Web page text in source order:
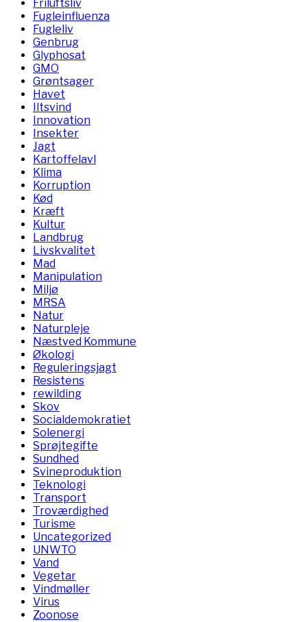
Friluftsliv
Fugleinfluenza
Fugleliv
Genbrug
Glyphosat
GMO
Grøntsager
Havet
Iltsvind
Innovation
Insekter
Jagt
Kartoffelavl
Klima
Korruption
Kød
Kræft
Kultur
Landbrug
Livskvalitet
Mad
Manipulation
Miljø
MRSA
Natur
Naturpleje
Næstved Kommune
Økologi
Reguleringsjagt
Resistens
rewilding
Skov
Socialdemokratiet
Solenergi
Sprøjtegifte
Sundhed
Svineproduktion
Teknologi
Transport
Troværdighed
Turisme
Uncategorized
UNWTO
Vand
Vegetar
Vindmøller
Virus
Zoonose